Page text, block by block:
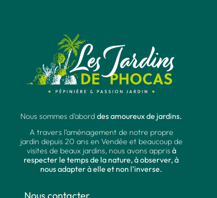
Nous sommes d’abord des amoureux de jardins.
A travers l’aménagement de notre propre
jardin depuis 20 ans en Vendée et beaucoup de
visites de beaux jardins, nous avons appris à
respecter le temps de la nature, à observer, à
nous adapter à elle et non l’inverse.
Nous contacter